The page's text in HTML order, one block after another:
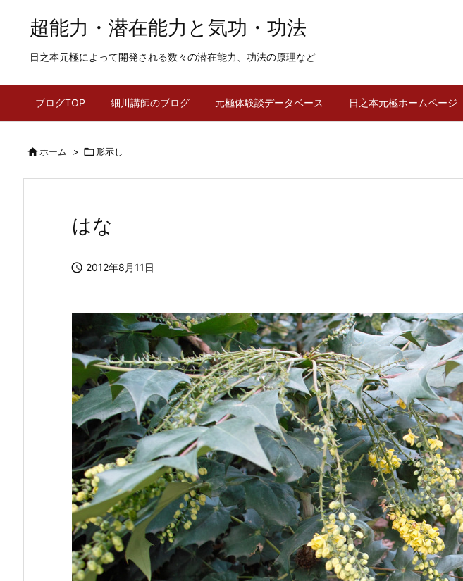
超能力・潜在能力と気功・功法
日之本元極によって開発される数々の潜在能力、功法の原理など
ブログTOP 細川講師のブログ 元極体験談データベース 日之本元極ホームページ
ホーム > 形示し
はな
 2012年8月11日